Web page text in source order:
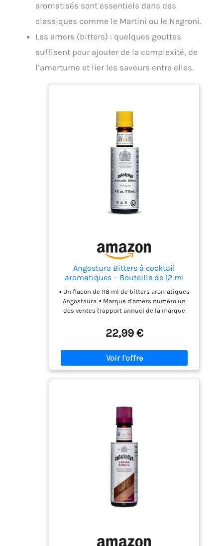
aromatisés sont essentiels dans des
classiques comme le Martini ou le Negroni.
Les amers (bitters) : quelques gouttes
suffisent pour ajouter de la complexité, de
l’amertume et lier les saveurs entre elles.
Angostura Bitters à cocktail
aromatiques – Bouteille de 12 ml
▪ Un flacon de 118 ml de bitters aromatiques
Angostaura. ▪ Marque d'amers numéro un
des ventes (rapport annuel de la marque
complète tout kit de cocktail domestique ou
professionnel. ▪ Ingrédients de qualité
supérieure, goût exceptionnel – Les
cocktails amers sont fabriqués avec des
ingrédients de haute qualité et proviennent
d'une recette secrète au goût inégalé. ▪ Les
et les amers aromatiques sont un
incontournable pour toute cuisine ou bar à
domicile. ▪ Améliorez votre jeu de mixage à
cocktail : parfait pour la mixologie, les
bitters ANGOSTURA se marient bien avec le
bourbon, le whisky, le seigle, le gin ou le
rhum et améliore les saveurs. ▪ Exhausteur
de goût polyvalent : avec un bouquet de
fruits, d'épices et d'herbes, cet amer est un
exhausteur de goût pour le café, les
pâtisseries, les entrées et bien plus encore.
▪ Deux siècles d'expérience – Les amers
du monde, ils changent tout.
22,99 €